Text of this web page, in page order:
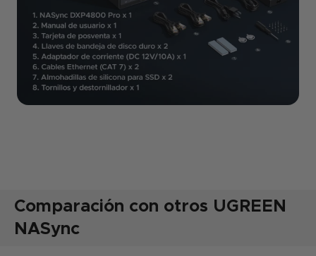
Comparación con otros UGREEN
NASync